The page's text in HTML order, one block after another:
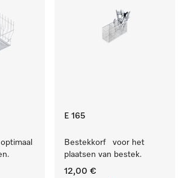
E 165
Bestekkorf   voor het
plaatsen van bestek.
12,00 €